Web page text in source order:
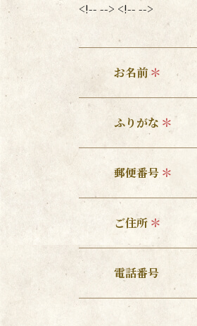
<!-- --> <!-- -->
お名前
ふりがな
郵便番号
ご住所
電話番号